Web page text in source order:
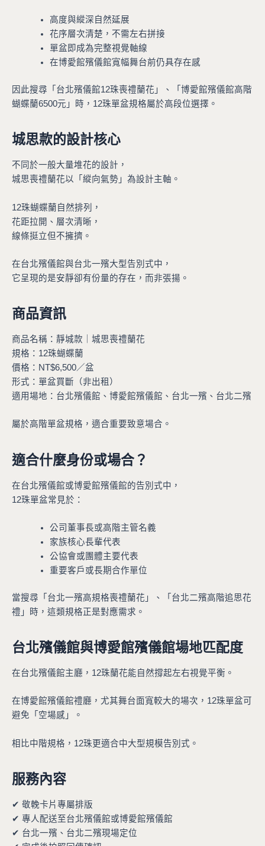
高度與縱深自然延展
花序層次清楚，不需左右拼接
單盆即成為完整視覺軸線
在博愛館殯儀館寬幅舞台前仍具存在感
因此搜尋「台北殯儀館12珠喪禮蘭花」、「博愛館殯儀館高階
蝴蝶蘭6500元」時，12珠單盆規格屬於高段位選擇。
城思款的設計核心
不同於一般大量堆花的設計，
城思喪禮蘭花以「縱向氣勢」為設計主軸。
12珠蝴蝶蘭自然排列，
花距拉開、層次清晰，
線條挺立但不擁擠。
在台北殯儀館與台北一殯大型告別式中，
它呈現的是安靜卻有份量的存在，而非張揚。
商品資訊
商品名稱：靜城款｜城思喪禮蘭花
規格：12珠蝴蝶蘭
價格：NT$6,500／盆
形式：單盆買斷（非出租）
適用場地：台北殯儀館、博愛館殯儀館、台北一殯、台北二殯
屬於高階單盆規格，適合重要致意場合。
適合什麼身份或場合？
在台北殯儀館或博愛館殯儀館的告別式中，
12珠單盆常見於：
公司董事長或高階主管名義
家族核心長輩代表
公協會或團體主要代表
重要客戶或長期合作單位
當搜尋「台北一殯高規格喪禮蘭花」、「台北二殯高階追思花
禮」時，這類規格正是對應需求。
台北殯儀館與博愛館殯儀館場地匹配度
在台北殯儀館主廳，12珠蘭花能自然撐起左右視覺平衡。
在博愛館殯儀館禮廳，尤其舞台面寬較大的場次，12珠單盆可
避免「空場感」。
相比中階規格，12珠更適合中大型規模告別式。
服務內容
✔ 敬輓卡片專屬排版
✔ 專人配送至台北殯儀館或博愛館殯儀館
✔ 台北一殯、台北二殯現場定位